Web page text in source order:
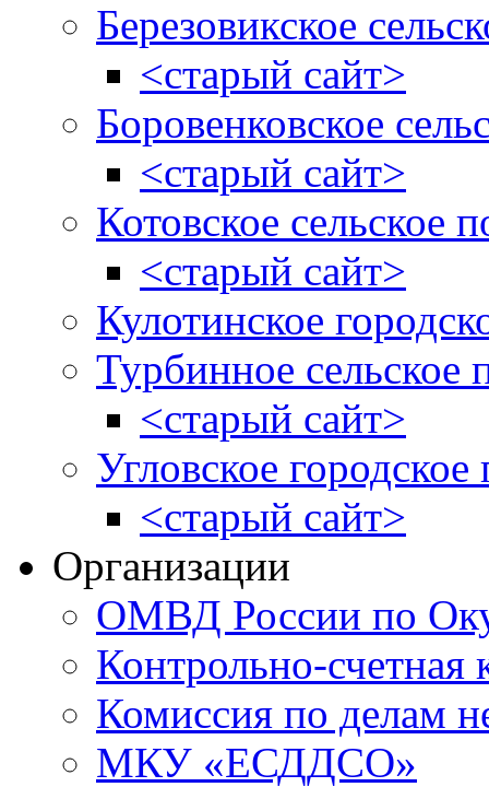
Березовикское
<старый сайт>
Боровенковское
<старый сайт>
Котовское сельское
<старый сайт>
Кулотинское
Турбинное сельское
<старый сайт>
Угловское городское
<старый сайт>
Организации
ОМВД России по
Контрольно-счетная
Комиссия по делам
МКУ «ЕСДДСО»